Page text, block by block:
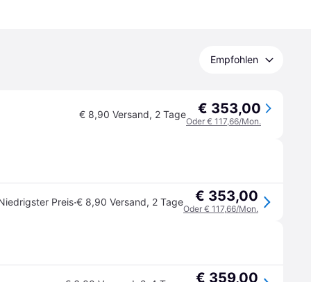
Empfohlen
€ 8,90 Versand, 2 Tage € 353,00
Oder € 117,66/Mon.
Preis·€ 8,90 Versand, 2 Tage € 353,00
Oder € 117,66/Mon.
€ 359,00